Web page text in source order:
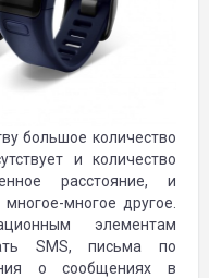
большое количество
и количество
расстояние, и
многое другое.
элементам
SMS, письма по
о сообщениях в